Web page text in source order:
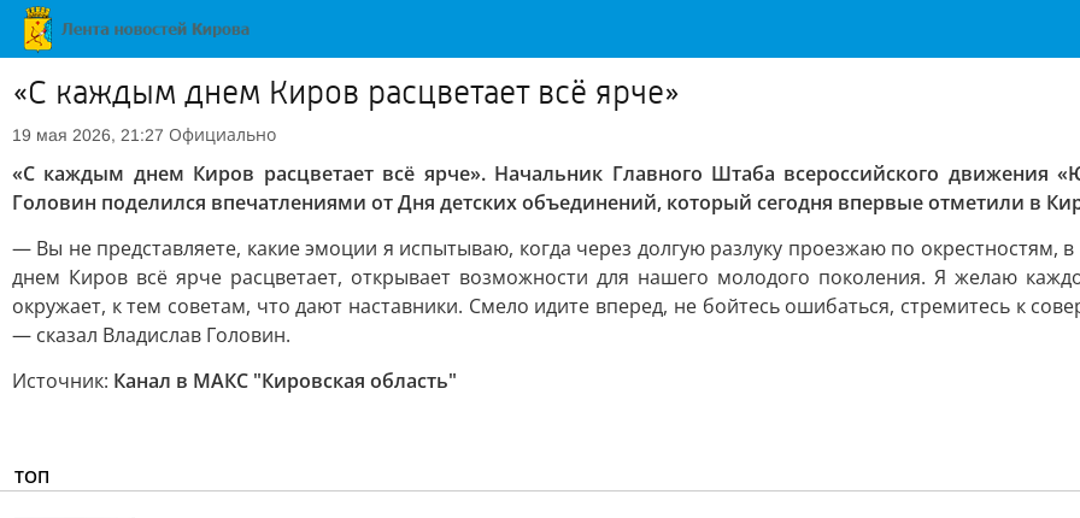
«С каждым днем Киров расцветает всё ярче»
19 мая 2026, 21:27 Официально
«С каждым днем Киров расцветает всё ярче». Начальник Главного Штаба всероссийского движения
Головин поделился впечатлениями от Дня детских объединений, который сегодня впервые отметили в
— Вы не представляете, какие эмоции я испытываю, когда через долгую разлуку проезжаю по окрестностям,
днем Киров всё ярче расцветает, открывает возможности для нашего молодого поколения. Я желаю
окружает, к тем советам, что дают наставники. Смело идите вперед, не бойтесь ошибаться, стремитесь к
— сказал Владислав Головин.
Источник: Канал в МАКС "Кировская область"
ТОП